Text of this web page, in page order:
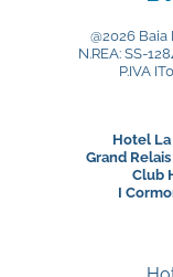
@2026
N.REA: SS-
P.IVA
Hotel La
Grand
Club
I